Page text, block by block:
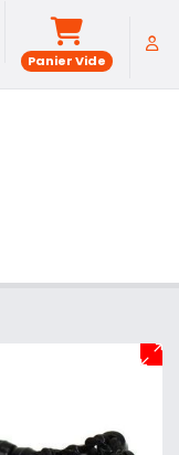
Panier Vide